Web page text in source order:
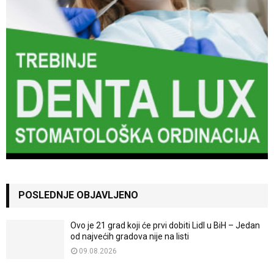
POSLEDNJE OBJAVLJENO
Ovo je 21 grad koji će prvi dobiti Lidl u BiH – Jedan
od najvećih gradova nije na listi
09.08.2026